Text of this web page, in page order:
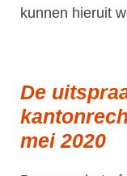
kunnen hieruit
De
mei 2020